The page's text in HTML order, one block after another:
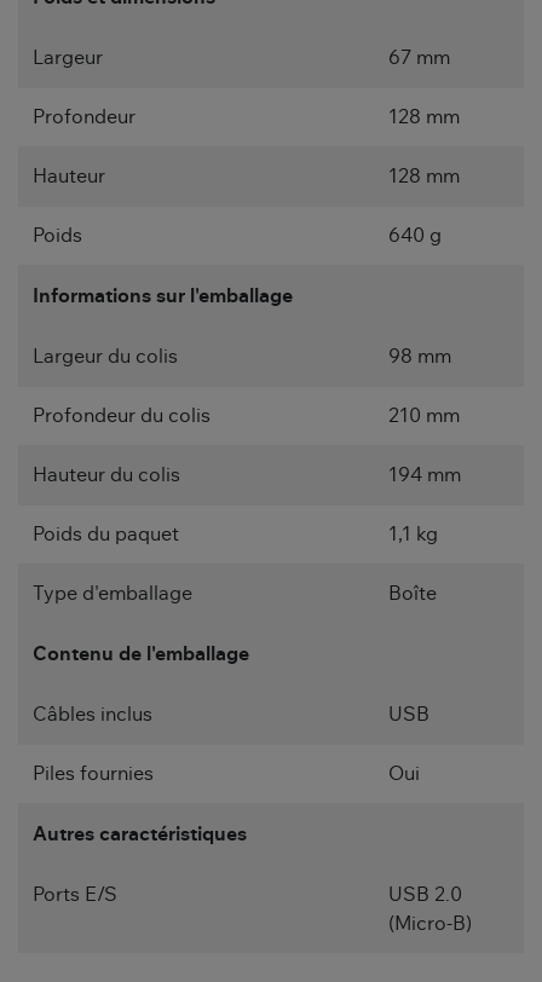
Largeur 67 mm
Profondeur 128 mm
Hauteur 128 mm
Poids 640 g
Informations sur l'emballage
Largeur du colis 98 mm
Profondeur du colis 210 mm
Hauteur du colis 194 mm
Poids du paquet 1,1 kg
Type d'emballage Boîte
Contenu de l'emballage
Câbles inclus USB
Piles fournies Oui
Autres caractéristiques
Ports E/S
USB 2.0
(Micro-B)